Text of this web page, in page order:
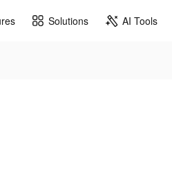
Solutions AI Tools